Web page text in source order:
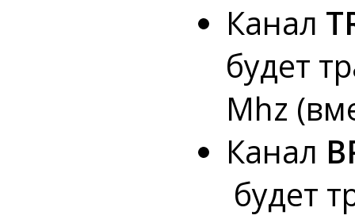
Канал
будет
Mhz
Канал
будет